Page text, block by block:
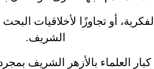
أو تجاوزًا لأخلاقيات
الشريف.
العلماء بالأزهر الشريف